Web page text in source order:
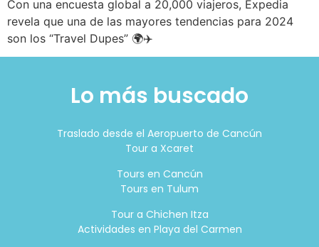
Con una encuesta global a 20,000 viajeros, Expedia
revela que una de las mayores tendencias para 2024
son los “Travel Dupes” 🌍✈️
Lo más buscado
Traslado desde el Aeropuerto de Cancún
Tour a Xcaret
Tours en Cancún
Tours en Tulum
Tour a Chichen Itza
Actividades en Playa del Carmen